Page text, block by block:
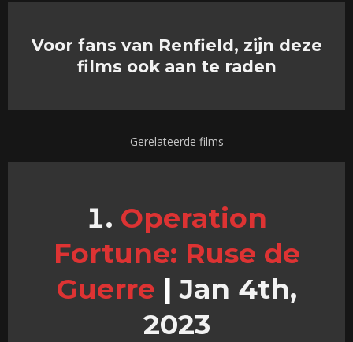
Voor fans van Renfield, zijn deze
films ook aan te raden
Gerelateerde films
Operation
Fortune: Ruse de
Guerre | Jan 4th,
2023